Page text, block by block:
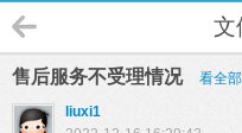
文
售后服务不受理情况
看全部
liuxi1